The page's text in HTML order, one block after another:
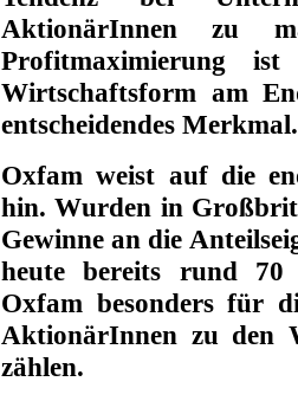
AktionärInnen zu
Profitmaximierung
Wirtschaftsform am
entscheidendes Merkmal.
Oxfam weist auf die
hin. Wurden in
Gewinne an die
heute bereits rund
Oxfam besonders für
AktionärInnen zu den
zählen.